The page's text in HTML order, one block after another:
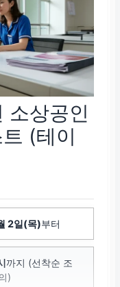
소상공인
(테이
2일(목)부터
까지 (선착순 조
)